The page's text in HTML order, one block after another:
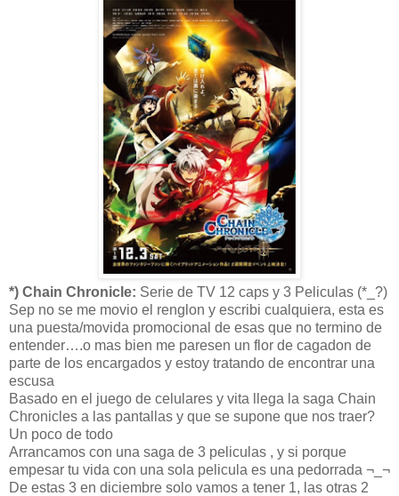
*) Chain Chronicle: Serie de TV 12 caps y 3 Peliculas (*_?)
Sep no se me movio el renglon y escribi cualquiera, esta es
una puesta/movida promocional de esas que no termino de
entender….o mas bien me paresen un flor de cagadon de
parte de los encargados y estoy tratando de encontrar una
escusa
Basado en el juego de celulares y vita llega la saga Chain
Chronicles a las pantallas y que se supone que nos traer?
Un poco de todo
Arrancamos con una saga de 3 peliculas , y si porque
empesar tu vida con una sola pelicula es una pedorrada ¬_¬
De estas 3 en diciembre solo vamos a tener 1, las otras 2